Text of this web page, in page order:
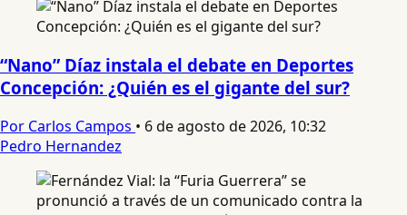
“Nano” Díaz instala el debate en Deportes
Concepción: ¿Quién es el gigante del sur?
Por Carlos Campos • 6 de agosto de 2026, 10:32
Pedro Hernandez